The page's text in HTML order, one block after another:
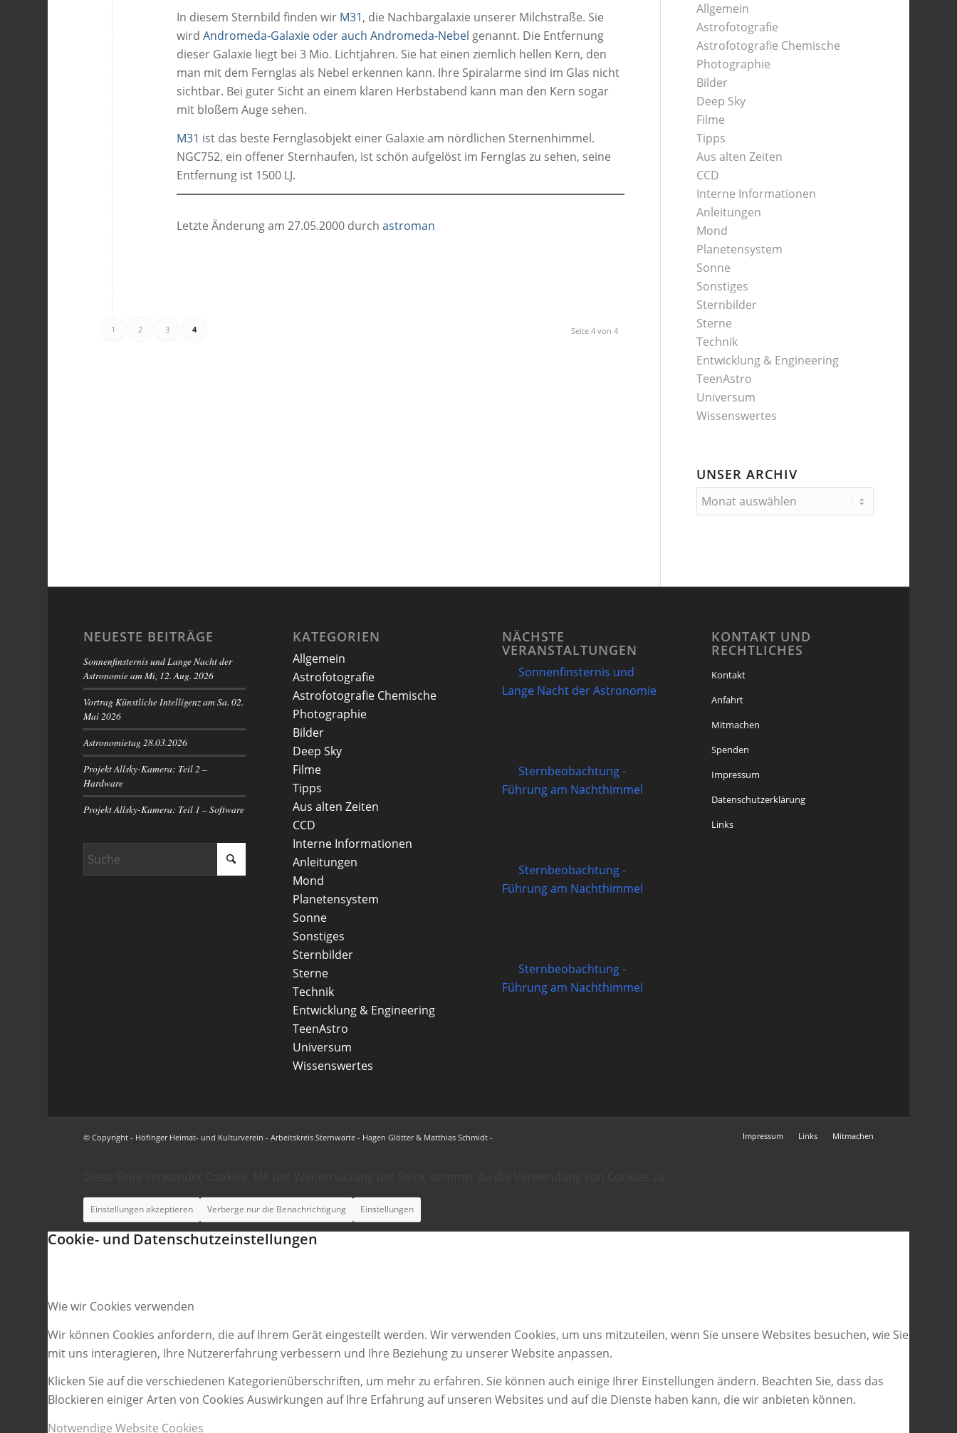
In diesem Sternbild finden wir M31, die Nachbargalaxie unserer Milchstraße. Sie
wirdAndromeda-Galaxie oder auch Andromeda-Nebel genannt. Die Entfernung
dieser Galaxie liegt bei 3 Mio. Lichtjahren. Sie hat einen ziemlich hellen Kern, den
man mit dem Fernglas als Nebel erkennen kann. Ihre Spiralarme sind im Glas nicht
sichtbar. Bei guter Sicht an einem klaren Herbstabend kann man den Kern sogar
mit bloßem Auge sehen.
M31 ist das beste Fernglasobjekt einer Galaxie am nördlichen Sternenhimmel.
NGC752, ein offener Sternhaufen, ist schön aufgelöst im Fernglas zu sehen, seine
Entfernung ist 1500 LJ.
Letzte Änderung am 27.05.2000 durchastroman
Seite 4 von 4
1 2 3 4
Allgemein
Astrofotografie
Astrofotografie Chemische
Photographie
Bilder
Deep Sky
Filme
Tipps
Aus alten Zeiten
CCD
Interne Informationen
Anleitungen
Mond
Planetensystem
Sonne
Sonstiges
Sternbilder
Sterne
Technik
Entwicklung & Engineering
TeenAstro
Universum
Wissenswertes
UNSER ARCHIV
NEUESTE BEITRÄGE
Sonnenfinsternis und Lange Nacht der
Astronomie am Mi, 12. Aug. 2026
Vortrag Künstliche Intelligenz am Sa. 02.
Mai 2026
Astronomietag 28.03.2026
Projekt Allsky-Kamera: Teil 2 –
Hardware
Projekt Allsky-Kamera: Teil 1 – Software
KATEGORIEN
Allgemein
Astrofotografie
Astrofotografie Chemische
Photographie
Bilder
Deep Sky
Filme
Tipps
Aus alten Zeiten
CCD
Interne Informationen
Anleitungen
Mond
Planetensystem
Sonne
Sonstiges
Sternbilder
Sterne
Technik
Entwicklung & Engineering
TeenAstro
Universum
Wissenswertes
NÄCHSTE
VERANSTALTUNGEN
Sonnenfinsternis und
Lange Nacht der Astronomie
Sternbeobachtung -
Führung am Nachthimmel
Sternbeobachtung -
Führung am Nachthimmel
Sternbeobachtung -
Führung am Nachthimmel
KONTAKT UND
RECHTLICHES
Kontakt
Anfahrt
Mitmachen
Spenden
Impressum
Datenschutzerklärung
Links
© Copyright - Höfinger Heimat- und Kulturverein - Arbeitskreis Sternwarte - Hagen Glötter & Matthias Schmidt - Impressum Links Mitmachen
Einstellungen akzeptieren Verberge nur die Benachrichtigung Einstellungen
Cookie- und Datenschutzeinstellungen
Wie wir Cookies verwenden
Wir können Cookies anfordern, die auf Ihrem Gerät eingestellt werden. Wir verwenden Cookies, um uns mitzuteilen, wenn Sie unsere Websites besuchen, wie Sie
mit uns interagieren, Ihre Nutzererfahrung verbessern und Ihre Beziehung zu unserer Website anpassen.
Klicken Sie auf die verschiedenen Kategorienüberschriften, um mehr zu erfahren. Sie können auch einige Ihrer Einstellungen ändern. Beachten Sie, dass das
Blockieren einiger Arten von Cookies Auswirkungen auf Ihre Erfahrung auf unseren Websites und auf die Dienste haben kann, die wir anbieten können.
Notwendige Website Cookies